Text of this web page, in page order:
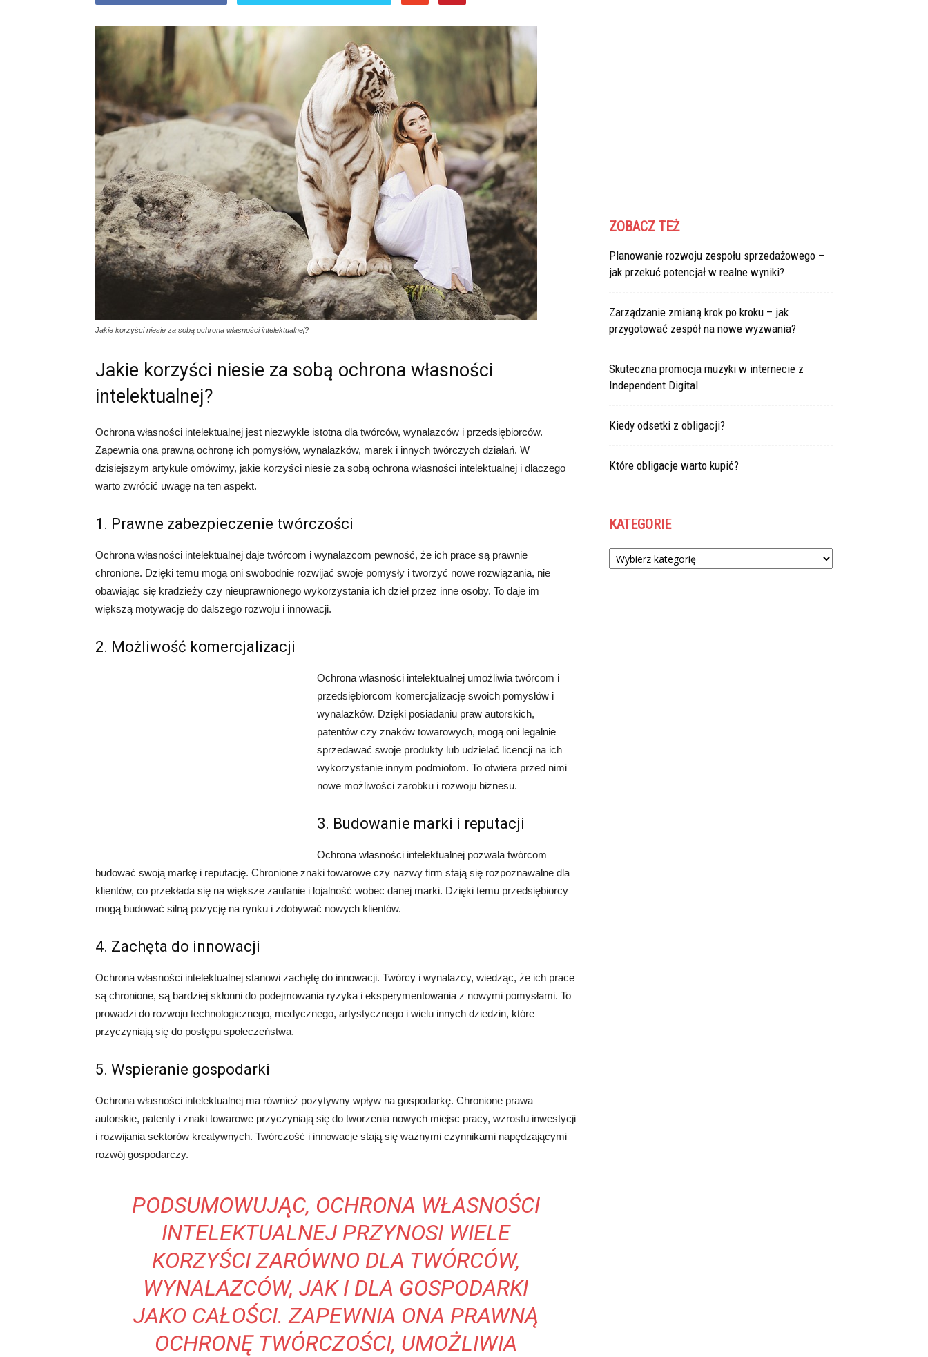
Jakie korzyści niesie za sobą ochrona własności intelektualnej?
Jakie korzyści niesie za sobą ochrona własności
intelektualnej?
Ochrona własności intelektualnej jest niezwykle istotna dla twórców, wynalazców i przedsiębiorców.
Zapewnia ona prawną ochronę ich pomysłów, wynalazków, marek i innych twórczych działań. W
dzisiejszym artykule omówimy, jakie korzyści niesie za sobą ochrona własności intelektualnej i dlaczego
warto zwrócić uwagę na ten aspekt.
1. Prawne zabezpieczenie twórczości
Ochrona własności intelektualnej daje twórcom i wynalazcom pewność, że ich prace są prawnie
chronione. Dzięki temu mogą oni swobodnie rozwijać swoje pomysły i tworzyć nowe rozwiązania, nie
obawiając się kradzieży czy nieuprawnionego wykorzystania ich dzieł przez inne osoby. To daje im
większą motywację do dalszego rozwoju i innowacji.
2. Możliwość komercjalizacji
Ochrona własności intelektualnej umożliwia twórcom i
przedsiębiorcom komercjalizację swoich pomysłów i
wynalazków. Dzięki posiadaniu praw autorskich,
patentów czy znaków towarowych, mogą oni legalnie
sprzedawać swoje produkty lub udzielać licencji na ich
wykorzystanie innym podmiotom. To otwiera przed nimi
nowe możliwości zarobku i rozwoju biznesu.
3. Budowanie marki i reputacji
Ochrona własności intelektualnej pozwala twórcom
budować swoją markę i reputację. Chronione znaki towarowe czy nazwy firm stają się rozpoznawalne dla
klientów, co przekłada się na większe zaufanie i lojalność wobec danej marki. Dzięki temu przedsiębiorcy
mogą budować silną pozycję na rynku i zdobywać nowych klientów.
4. Zachęta do innowacji
Ochrona własności intelektualnej stanowi zachętę do innowacji. Twórcy i wynalazcy, wiedząc, że ich prace
są chronione, są bardziej skłonni do podejmowania ryzyka i eksperymentowania z nowymi pomysłami. To
prowadzi do rozwoju technologicznego, medycznego, artystycznego i wielu innych dziedzin, które
przyczyniają się do postępu społeczeństwa.
5. Wspieranie gospodarki
Ochrona własności intelektualnej ma również pozytywny wpływ na gospodarkę. Chronione prawa
autorskie, patenty i znaki towarowe przyczyniają się do tworzenia nowych miejsc pracy, wzrostu inwestycji
i rozwijania sektorów kreatywnych. Twórczość i innowacje stają się ważnymi czynnikami napędzającymi
rozwój gospodarczy.
PODSUMOWUJĄC, OCHRONA WŁASNOŚCI
INTELEKTUALNEJ PRZYNOSI WIELE
KORZYŚCI ZARÓWNO DLA TWÓRCÓW,
WYNALAZCÓW, JAK I DLA GOSPODARKI
JAKO CAŁOŚCI. ZAPEWNIA ONA PRAWNĄ
OCHRONĘ TWÓRCZOŚCI, UMOŻLIWIA
ZOBACZ TEŻ
Planowanie rozwoju zespołu sprzedażowego –
jak przekuć potencjał w realne wyniki?
Zarządzanie zmianą krok po kroku – jak
przygotować zespół na nowe wyzwania?
Skuteczna promocja muzyki w internecie z
Independent Digital
Kiedy odsetki z obligacji?
Które obligacje warto kupić?
KATEGORIE
Kategorie